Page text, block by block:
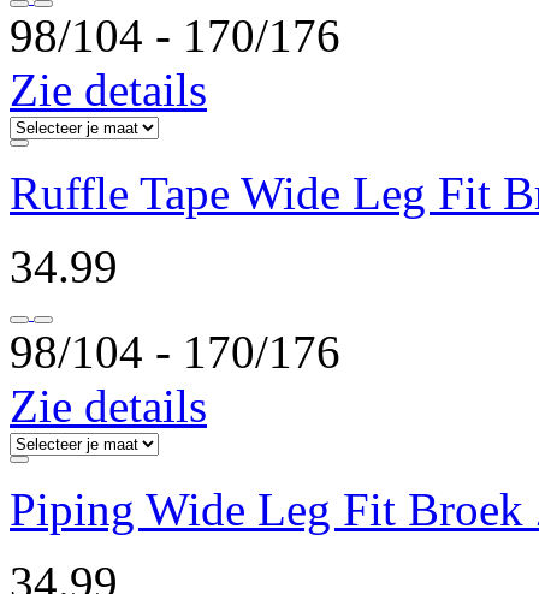
98/104 ‐ 170/176
Zie details
Ruffle Tape Wide Leg Fit
34.99
98/104 ‐ 170/176
Zie details
Piping Wide Leg Fit Broek
34.99